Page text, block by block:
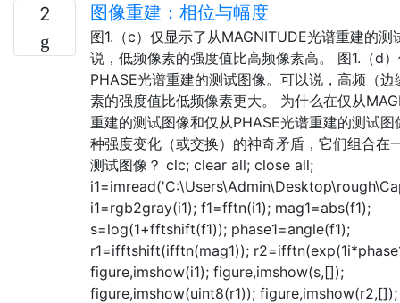
2 图像重建：相位与幅度
图1.（c）仅显示了从MAGNITUDE光谱重建的测
说，低频像素的强度值比高频像素高。 图1.（d
PHASE光谱重建的测试图像。可以说，高频（边
素的强度值比低频像素更大。 为什么在仅从
重建的测试图像和仅从PHASE光谱重建的测试图
种强度变化（或交换）的神奇矛盾，它们组合在
测试图像？ clc; clear all; close all;
i1=rgb2gray(i1); f1=fftn(i1); mag1=abs(f1);
s=log(1+fftshift(f1)); phase1=angle(f1);
r1=ifftshift(ifftn(mag1));
figure,imshow(i1); figure,imshow(s,[]);
figure,imshow(uint8(r1)); figure,imshow(r2,[]);